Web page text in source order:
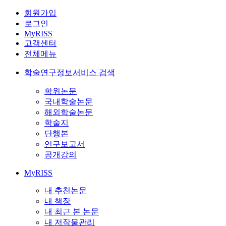
회원가입
로그인
MyRISS
고객센터
전체메뉴
학술연구정보서비스 검색
학위논문
국내학술논문
해외학술논문
학술지
단행본
연구보고서
공개강의
MyRISS
내 추천논문
내 책장
내 최근 본 논문
내 저작물관리